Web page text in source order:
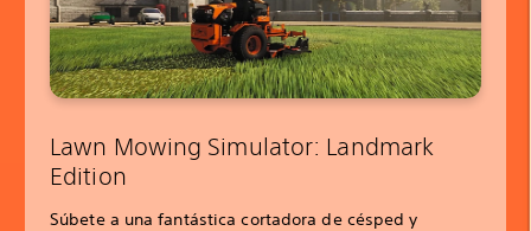
Lawn Mowing Simulator: Landmark
Edition
Súbete a una fantástica cortadora de césped y